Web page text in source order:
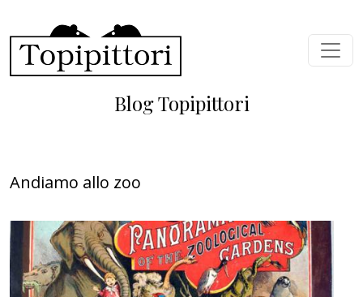
Blog Topipittori
Andiamo allo zoo